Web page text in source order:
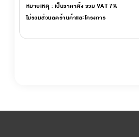
หมายเหตุ : เป็นราคาตั้ง รวม VAT 7%
ไม่รวมส่วนลดร้านค้าและโครงการ